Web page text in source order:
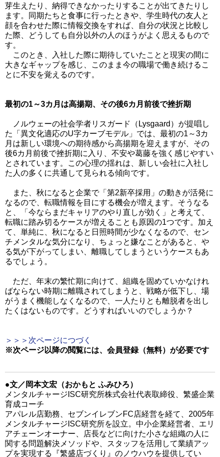
芽生えたり、納得できなかったりすることが出てきたりし
ます。同期たちと食事に行ったときや、学生時代の友人と
顔を合わせた際に情報交換をすれば、自分の状況と比較し
た際、どうしても自分以外の人のほうがよく思えるもので
す。
このとき、入社した際に期待していたことと現実の間に
大きなギャップを感じ、このまま今の職場で働き続けるこ
とに不安を覚えるのです。
最初の1～3カ月は高揚期、その後6カ月前後で挫折期
ノルウェーの社会学者リスガード（Lysgaard）が提唱し
た「異文化適応のU字カーブモデル」では、最初の1～3カ
月は新しい環境への期待感から高揚期を迎えますが、その
後6カ月前後で挫折期に入り、不安や葛藤を強く感じやすい
とされています。この心理の揺れは、新しい会社に入社し
た人の多くに共通して見られる傾向です。
また、秋になると企業で「第2新卒採用」の動きが活発に
なるので、転職情報を目にする機会が増えます。そうなる
と、「今ならまだキャリアのやり直しが効く」と考えて、
転職に踏み切るケースが増えることも原因の1つです。加え
て、単純に、秋になると日照時間が少なくなるので、セン
チメンタルな気分になり、ちょっと嫌なことがあると、や
る気が下がってしまい、離職してしまうというケースもあ
るでしょう。
ただ、年末の繁忙期に向けて、組織を固めていかなけれ
ばならない時期に離職されてしまうと、戦略が低下し、場
がうまく機能しなくなるので、一人たりとも離脱者を出し
たくはないものです。どうすればいいのでしょうか？
＞＞＞次ページにつづく
※次ページ以降の閲覧には、会員登録（無料） が必要です
●文／岡本文宏（おかもと ふみひろ）
メンタルチャージISC研究所株式会社代表取締役、繁盛企業
育成コーチ
アパレル店勤務、セブンイレブンFC店経営を経て、2005年
メンタルチャージISC研究所を設立。中小企業経営者、エリ
アチェーンオーナー、店長などに向けた小さな組織の人に
関する問題解決メソッドや、スタッフを活用して業績アッ
プを実現する『繁盛店づくり』のノウハウを提供してい